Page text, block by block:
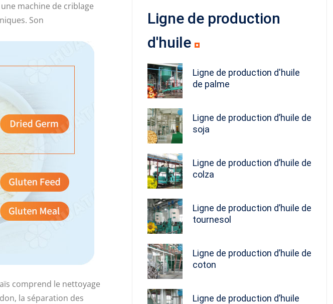
machine de criblage
Son
comprend le nettoyage
la séparation des
Ligne de production
d'huile
Ligne de production d'huile
de palme
Ligne de production d’huile de
soja
Ligne de production d’huile de
colza
Ligne de production d’huile de
tournesol
Ligne de production d’huile de
coton
Ligne de production d’huile